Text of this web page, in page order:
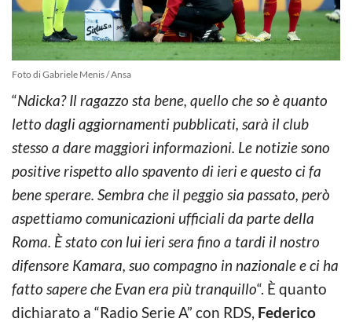
Foto di Gabriele Menis / Ansa
“Ndicka? Il ragazzo sta bene, quello che so è quanto
letto dagli aggiornamenti pubblicati, sarà il club
stesso a dare maggiori informazioni. Le notizie sono
positive rispetto allo spavento di ieri e questo ci fa
bene sperare. Sembra che il peggio sia passato, però
aspettiamo comunicazioni ufficiali da parte della
Roma. È stato con lui ieri sera fino a tardi il nostro
difensore Kamara, suo compagno in nazionale e ci ha
fatto sapere che Evan era più tranquillo“. È quanto
dichiarato a “Radio Serie A” con RDS, Federico